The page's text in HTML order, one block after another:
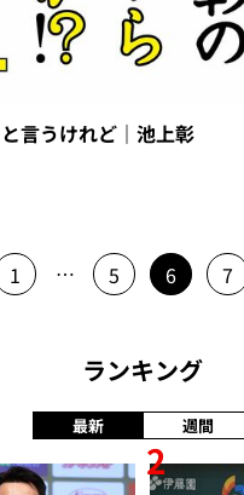
と言うけれど｜池上彰
1 … 5 6 7
ランキング
最新 週間
2